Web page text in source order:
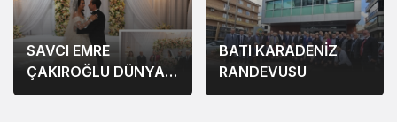
SAVCI EMRE
ÇAKIROĞLU DÜNYA
EVİNE GİRDİ
BATI KARADENİZ
RANDEVUSU